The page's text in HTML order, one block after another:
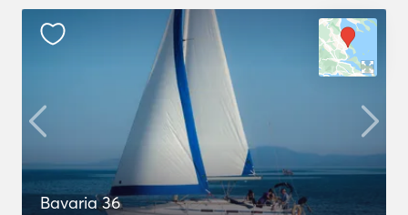
Bavaria 36